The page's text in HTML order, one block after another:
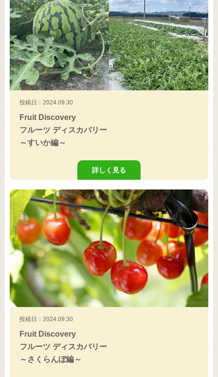
投稿日：2024.09.30
Fruit Discovery
フルーツ ディスカバリー
～すいか編～
詳しく見る
投稿日：2024.09.30
Fruit Discovery
フルーツ ディスカバリー
～さくらんぼ編～